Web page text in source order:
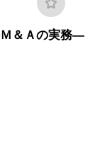
＆Ａの実務―